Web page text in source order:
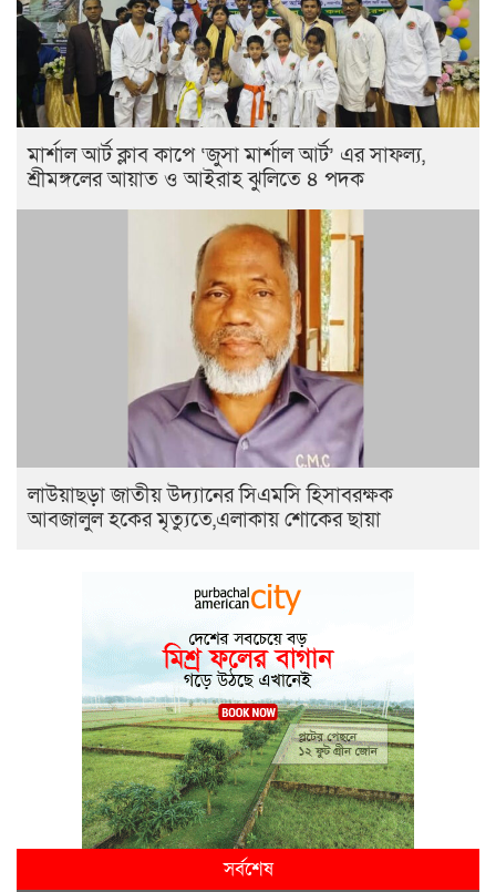
মার্শাল আর্ট ক্লাব কাপে ‘জুসা মার্শাল আর্ট’ এর সাফল্য,
শ্রীমঙ্গলের আয়াত ও আইরাহ ঝুলিতে ৪ পদক
লাউয়াছড়া জাতীয় উদ্যানের সিএমসি হিসাবরক্ষক
আবজালুল হকের মৃত্যুতে,এলাকায় শোকের ছায়া
সর্বশেষ